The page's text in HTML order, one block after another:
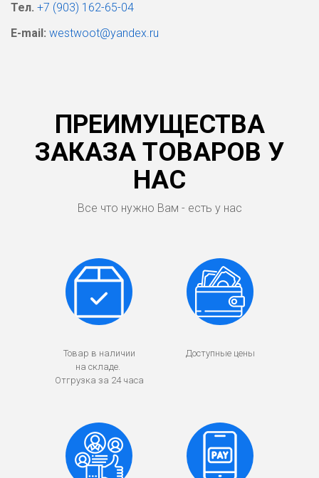
Тел. +7 (903) 162-65-04
E-mail: westwoot@yandex.ru
ПРЕИМУЩЕСТВА
ЗАКАЗА ТОВАРОВ У
НАС
Все что нужно Вам - есть у нас
Товар в наличии
на складе.
Отгрузка за 24 часа
Доступные цены